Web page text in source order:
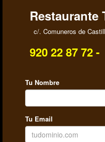
Restaurante
c/. Comuneros de
920 22 87 72 -
Tu Nombre
Tu Email